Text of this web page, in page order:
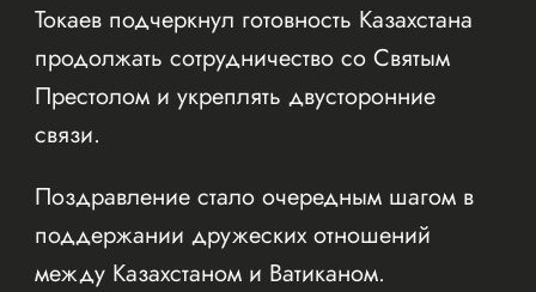
Токаев подчеркнул готовность Казахстана
продолжать сотрудничество со Святым
Престолом и укреплять двусторонние
связи.
Поздравление стало очередным шагом в
поддержании дружеских отношений
между Казахстаном и Ватиканом.